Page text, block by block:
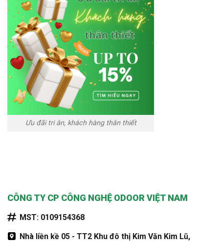
Ưu đãi tri ân, khách hàng thân thiết
CÔNG TY CP CÔNG NGHỆ ODOOR VIỆT NAM
MST: 0109154368
Nhà liền kề 05 - TT2 Khu đô thị Kim Văn Kim Lũ,